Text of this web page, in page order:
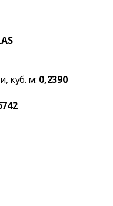
куб. м: 0,2390